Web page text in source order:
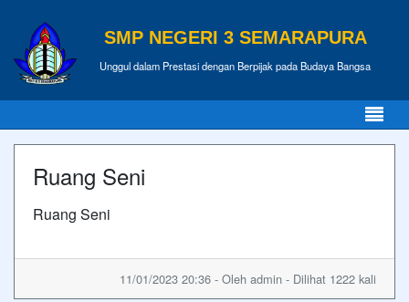
SMP NEGERI 3 SEMARAPURA
Unggul dalam Prestasi dengan Berpijak pada Budaya Bangsa
Ruang Seni
Ruang Seni
11/01/2023 20:36 - Oleh admin - Dilihat 1222 kali